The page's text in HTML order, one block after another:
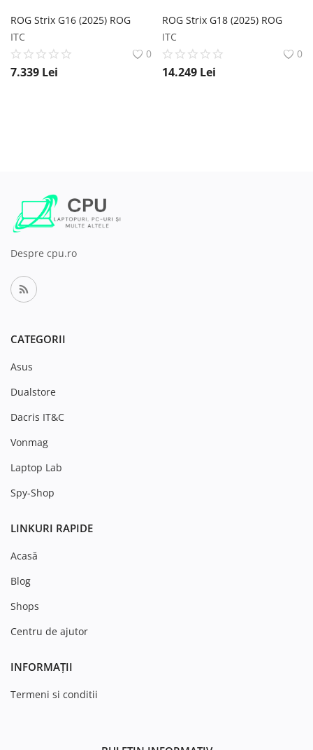
ROG Strix G16 (2025) ROG
ITC
0
7.339 Lei
ROG Strix G18 (2025) ROG
ITC
0
14.249 Lei
Despre cpu.ro
CATEGORII
Asus
Dualstore
Dacris IT&C
Vonmag
Laptop Lab
Spy-Shop
LINKURI RAPIDE
Acasă
Blog
Shops
Centru de ajutor
INFORMAȚII
Termeni si conditii